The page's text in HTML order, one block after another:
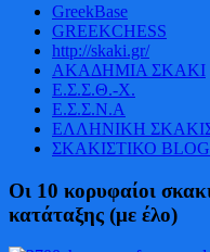
GreekBase
GREEKCHESS
http://skaki.gr/
ΑΚΑΔΗΜΙΑ ΣΚΑΚΙ
Ε.Σ.Σ.Θ.-Χ.
Ε.Σ.Σ.Ν.Α
ΕΛΛΗΝΙΚΗ
ΣΚΑΚΙΣΤΙΚΟ
Οι 10 κορυφαίοι
κατάταξης (με έλο)